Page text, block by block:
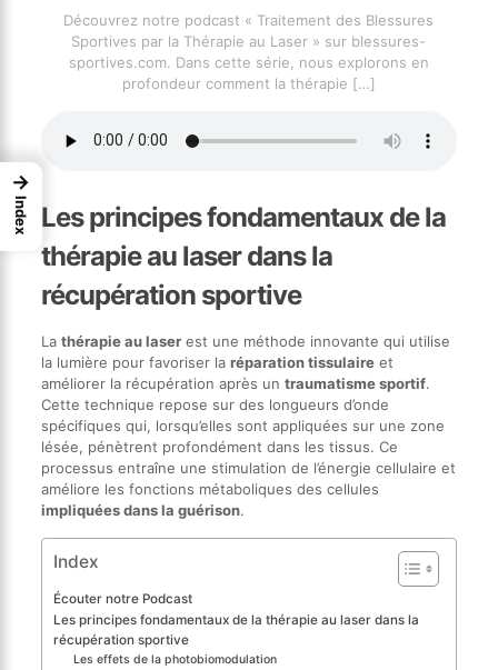
Découvrez notre podcast « Traitement des Blessures
Sportives par la Thérapie au Laser » sur blessures-
sportives.com. Dans cette série, nous explorons en
profondeur comment la thérapie […]
Les principes fondamentaux de la
thérapie au laser dans la
récupération sportive
La thérapie au laserest une méthode innovante qui utilise
la lumière pour favoriser la réparation tissulaireet
améliorer la récupération après un traumatisme sportif.
Cette technique repose sur des longueurs d’onde
spécifiques qui, lorsqu’elles sont appliquées sur une zone
lésée, pénètrent profondément dans les tissus. Ce
processus entraîne une stimulation de l’énergie cellulaire et
améliore les fonctions métaboliques des cellules
impliquées dans la guérison.
Index
Écouter notre Podcast
Les principes fondamentaux de la thérapie au laser dans la
récupération sportive
Les effets de la photobiomodulation
→
Index